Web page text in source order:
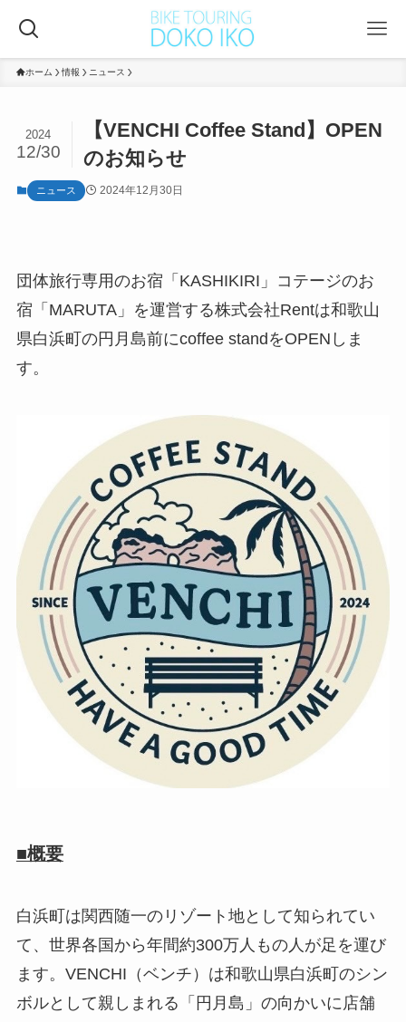
ホーム 情報 ニュース
【VENCHI Coffee Stand】OPEN
のお知らせ
2024
12/30
ニュース 2024年12月30日
団体旅行専用のお宿「KASHIKIRI」コテージのお
宿「MARUTA」を運営する株式会社Rentは和歌山
県白浜町の円月島前にcoffee standをOPENしま
す。
■概要
白浜町は関西随一のリゾート地として知られてい
て、世界各国から年間約300万人もの人が足を運び
ます。VENCHI（ベンチ）は和歌山県白浜町のシン
ボルとして親しまれる「円月島」の向かいに店舗